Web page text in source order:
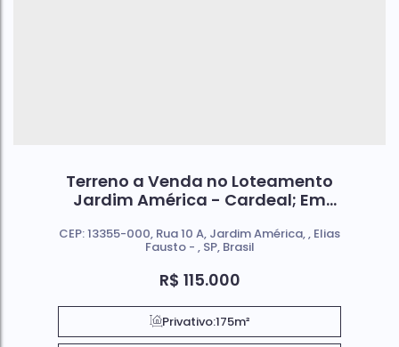
Terreno a Venda no Loteamento
Jardim América - Cardeal; Em
R$ 115.000
CEP: 13355-000, Rua 10 A, Jardim América , Elias
Fausto , SP, Brasil
Privativo:175m²